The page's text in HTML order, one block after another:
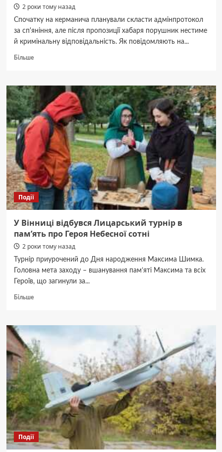
2 роки тому назад
Спочатку на керманича планували скласти адмінпротокол
за сп'яніння, але після пропозиції хабаря порушник нестиме
й кримінальну відповідальність. Як повідомляють на...
БільшеДокладніше
Вінниччині
нетверезий
водій
намагався
відкупитися
від
поліцейських
Події
У Вінниці відбувся Лицарський турнір в
пам’ять про Героя Небесної сотні
2 роки тому назад
Турнір приурочений до Дня народження Максима Шимка.
Головна мета заходу – вшанування пам’яті Максима та всіх
Героїв, що загинули за...
БільшеДокладніше
Вінниці
відбувся
Лицарський
турнір
в
пам’ять
про
Героя
Небесної
сотні
Події